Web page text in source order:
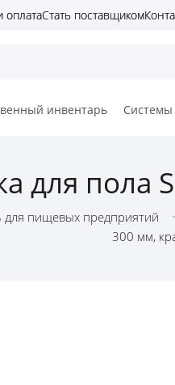
оплатаСтать поставщиком
инвентарь Системы
для пола
пищевых предприятий
300 мм,